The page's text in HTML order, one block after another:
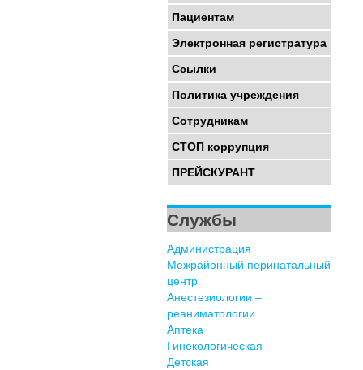
Пациентам
Электронная регистратура
Ссылки
Политика учреждения
Сотрудникам
СТОП коррупция
ПРЕЙСКУРАНТ
Службы
Администрация
Межрайонный перинатальный
центр
Анестезиологии –
реаниматологии
Аптека
Гинекологическая
Детская